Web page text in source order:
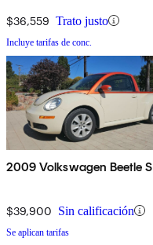
$36,559 Trato justo
Incluye tarifas de conc.
2009 Volkswagen Beetle S
$39,900 Sin calificación
Se aplican tarifas